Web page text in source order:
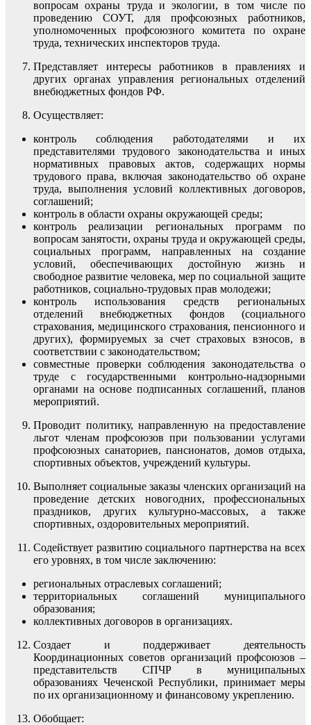
вопросам охраны труда и экологии, в том числе по
проведению СОУТ, для профсоюзных работников,
уполномоченных профсоюзного комитета по охране
труда, технических инспекторов труда.
Представляет интересы работников в правлениях и
других органах управления региональных отделений
внебюджетных фондов РФ.
Осуществляет:
контроль соблюдения работодателями и их
представителями трудового законодательства и иных
нормативных правовых актов, содержащих нормы
трудового права, включая законодательство об охране
труда, выполнения условий коллективных договоров,
соглашений;
контроль в области охраны окружающей среды;
контроль реализации региональных программ по
вопросам занятости, охраны труда и окружающей среды,
социальных программ, направленных на создание
условий, обеспечивающих достойную жизнь и
свободное развитие человека, мер по социальной защите
работников, социально-трудовых прав молодежи;
контроль использования средств региональных
отделений внебюджетных фондов (социального
страхования, медицинского страхования, пенсионного и
других), формируемых за счет страховых взносов, в
соответствии с законодательством;
совместные проверки соблюдения законодательства о
труде с государственными контрольно-надзорными
органами на основе подписанных соглашений, планов
мероприятий.
Проводит политику, направленную на предоставление
льгот членам профсоюзов при пользовании услугами
профсоюзных санаториев, пансионатов, домов отдыха,
спортивных объектов, учреждений культуры.
Выполняет социальные заказы членских организаций на
проведение детских новогодних, профессиональных
праздников, других культурно-массовых, а также
спортивных, оздоровительных мероприятий.
Содействует развитию социального партнерства на всех
его уровнях, в том числе заключению:
региональных отраслевых соглашений;
территориальных соглашений муниципального
образования;
коллективных договоров в организациях.
Создает и поддерживает деятельность
Координационных советов организаций профсоюзов –
представительств СПЧР в муниципальных
образованиях Чеченской Республики, принимает меры
по их организационному и финансовому укреплению.
Обобщает: